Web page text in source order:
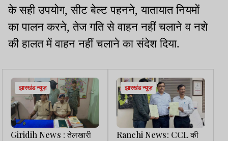
के सही उपयोग, सीट बेल्ट पहनने, यातायात नियमों
का पालन करने, तेज गति से वाहन नहीं चलाने व नशे
की हालत में वाहन नहीं चलाने का संदेश दिया.
झारखंड न्यूज़
Giridih News : तेलखारी
झारखंड न्यूज़
Ranchi News: CCL की